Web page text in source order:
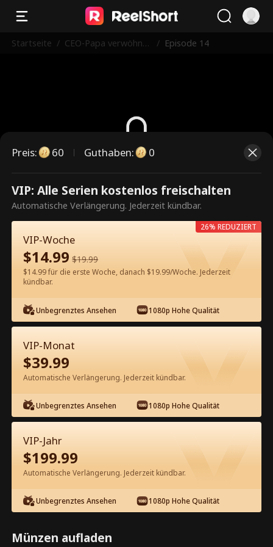
Startseite / CEO-Papa verwöhnt
/ Episode 14
Dies ist eine kostenpflichtige
Episode. Bitte entsperren, um
weiterzusehen.
60Jetzt entsperren
Kostenlos in der App ansehen
Episode 14 - CEO-Papa verwöhnt
seine Frau liebevoll Kompletter Film
1-50 51-78
14 15 17 18
Preis: 60 Guthaben: 0
VIP: Alle Serien kostenlos freischalten
Automatische Verlängerung. Jederzeit kündbar.
VIP-Woche
$14.99 $19.99
$14.99 für die erste Woche, danach $19.99/Woche. Jederzeit
kündbar.
Unbegrenztes Ansehen 1080p Hohe Qualität
26% REDUZIERT
VIP-Monat
$39.99
Automatische Verlängerung. Jederzeit kündbar.
Unbegrenztes Ansehen 1080p Hohe Qualität
VIP-Jahr
$199.99
Automatische Verlängerung. Jederzeit kündbar.
Unbegrenztes Ansehen 1080p Hohe Qualität
Münzen aufladen